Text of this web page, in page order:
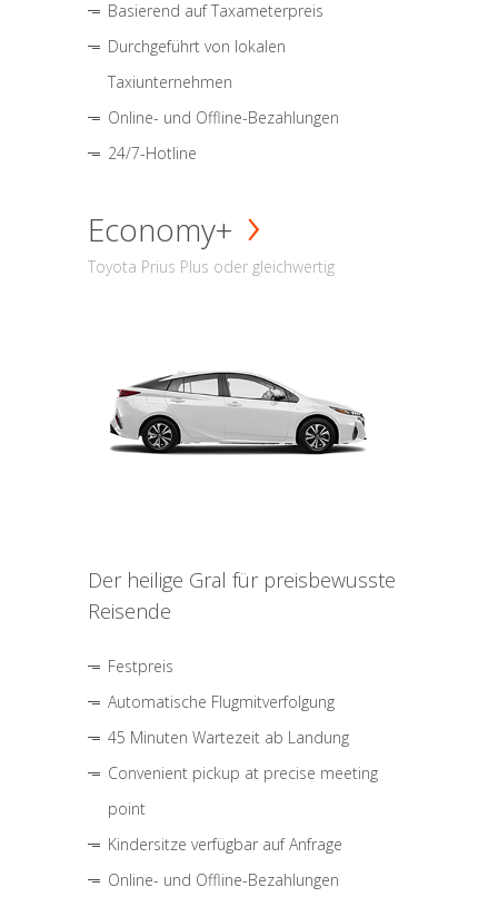
Basierend auf Taxameterpreis
Durchgeführt von lokalen
Taxiunternehmen
Online- und Offline-Bezahlungen
24/7-Hotline
Economy+
Toyota Prius Plus oder gleichwertig
Der heilige Gral für preisbewusste
Reisende
Festpreis
Automatische Flugmitverfolgung
45 Minuten Wartezeit ab Landung
Convenient pickup at precise meeting
point
Kindersitze verfügbar auf Anfrage
Online- und Offline-Bezahlungen